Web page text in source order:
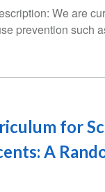
We are
prevention such
for
A